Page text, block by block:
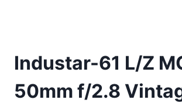
Industar-61 L/Z
50mm f/2.8